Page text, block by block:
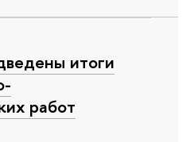
итоги
работ